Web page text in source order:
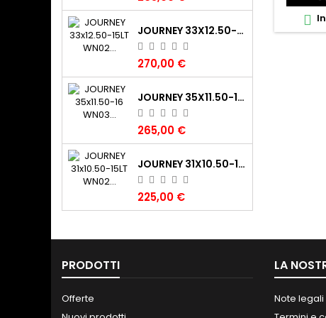
JOURNEY 33X12.50-15LT WN02 CLAW XTR (325/70-15LT) 108K 6PR TL POR
270,00 €
JOURNEY 35X11.50-16 WN03 DIGGER 120K 6PR TL M+S POR
265,00 €
JOURNEY 31X10.50-15LT WN02 CLAW XTR (265/75-15LT) 109K 6PR TL M+S POR
225,00 €

PRODOTTI
Offerte
LA
Note legali